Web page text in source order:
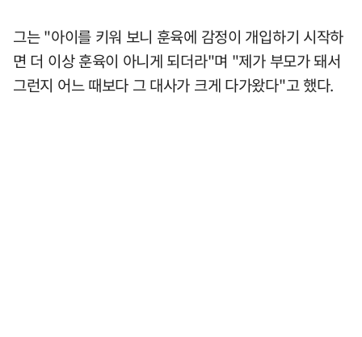
그는 "아이를 키워 보니 훈육에 감정이 개입하기 시작하
면 더 이상 훈육이 아니게 되더라"며 "제가 부모가 돼서
그런지 어느 때보다 그 대사가 크게 다가왔다"고 했다.